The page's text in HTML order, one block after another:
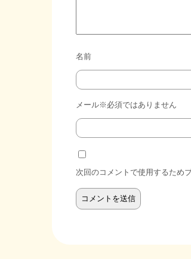
名前
メール※必須ではありません
次回のコメントで使用するため